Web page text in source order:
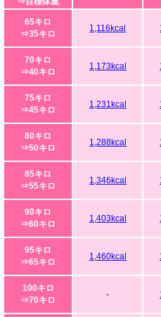
65キロ
⇒35キロ
1,116kcal
70キロ
⇒40キロ
1,173kcal
75キロ
⇒45キロ
1,231kcal
80キロ
⇒50キロ
1,288kcal
85キロ
⇒55キロ
1,346kcal
90キロ
⇒60キロ
1,403kcal
95キロ
⇒65キロ
1,460kcal
100キロ
⇒70キロ
-